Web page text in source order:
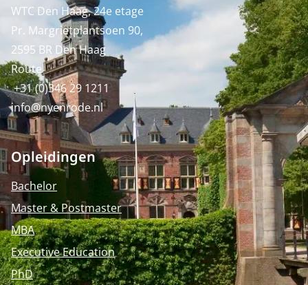
WTC Den Haag, 24e etage
Pr. Margrietplantsoen 90,
2595 BR Den Haag
Route
+31 (0)346 29 1211
info@nyenrode.nl
Opleidingen
Bachelor
Master & Postmaster
MBA
Executive Education
PhD